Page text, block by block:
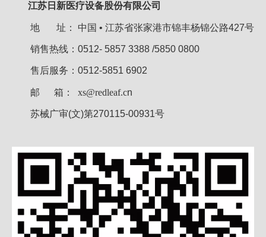
江苏日新医疗设备股份有限公司
地 址： 中国 • 江苏省张家港市锦丰杨锦公路427号
销售热线：0512- 5857 3388 /5850 0800
售后服务：0512-5851 6902
邮 箱： xs@redleaf.cn
苏械广审(文)第270115-00931号